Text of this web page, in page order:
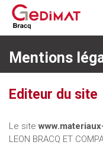
Mentions
Editeur du site
Le site
LEON BRACQ ET